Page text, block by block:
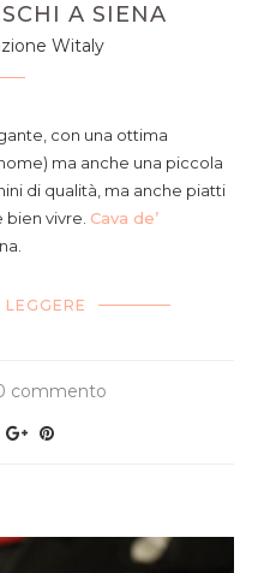
A SIENA
Witaly
con una ottima
ma anche una piccola
di qualità, ma anche piatti
bien vivre. Cava de’
commento